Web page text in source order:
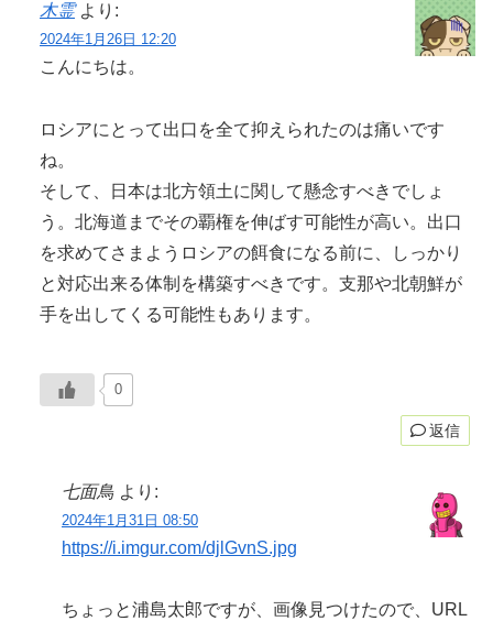
木霊 より:
2024年1月26日 12:20
こんにちは。
ロシアにとって出口を全て抑えられたのは痛いです
ね。
そして、日本は北方領土に関して懸念すべきでしょ
う。北海道までその覇権を伸ばす可能性が高い。出口
を求めてさまようロシアの餌食になる前に、しっかり
と対応出来る体制を構築すべきです。支那や北朝鮮が
手を出してくる可能性もあります。
0
返信
七面鳥 より:
2024年1月31日 08:50
https://i.imgur.com/djlGvnS.jpg
ちょっと浦島太郎ですが、画像見つけたので、URL